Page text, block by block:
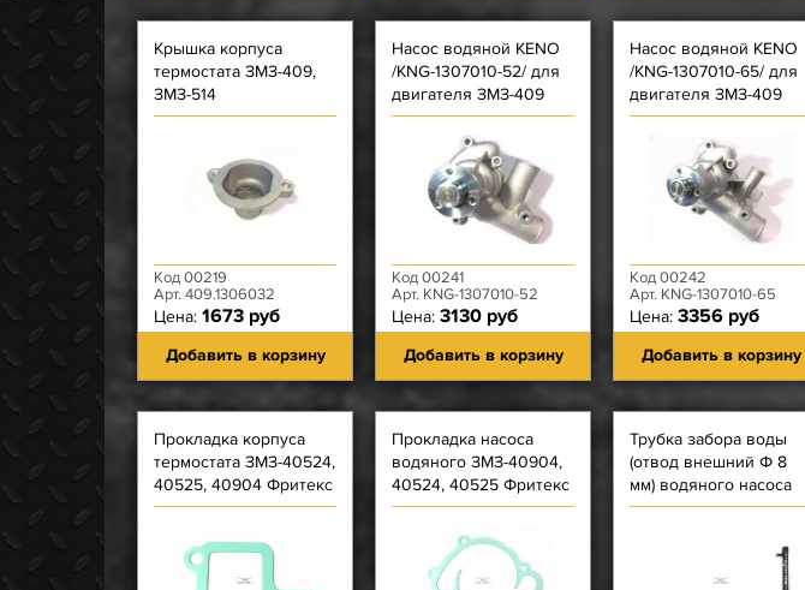
Крышка корпуса
термостата ЗМЗ-409,
ЗМЗ-514
Код 00219
Арт. 409.1306032
Цена: 1673 руб
Добавить в корзину
Насос водяной KENO
/KNG-1307010-52/ для
двигателя ЗМЗ-409
Евро-2
Код 00241
Арт. KNG-1307010-52
Цена: 3130 руб
Добавить в корзину
Насос водяной KENO
/KNG-1307010-65/ для
двигателя ЗМЗ-409
Евро-3
Код 00242
Арт. KNG-1307010-65
Цена: 3356 руб
Добавить в корзину
Прокладка корпуса
термостата ЗМЗ-40524,
40525, 40904 Фритекс
(зелёная)/Рязань
Прокладка насоса
водяного ЗМЗ-40904,
40524, 40525 Фритекс
(зелёная)/Рязань
Трубка забора воды
(отвод внешний Ф 8
мм) водяного насоса
4052, 4062, 4063, 409